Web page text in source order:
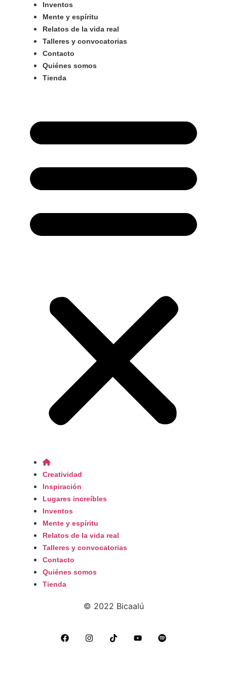
Inventos
Mente y espíritu
Relatos de la vida real
Talleres y convocatorias
Contacto
Quiénes somos
Tienda
Creatividad
Inspiración
Lugares increíbles
Inventos
Mente y espíritu
Relatos de la vida real
Talleres y convocatorias
Contacto
Quiénes somos
Tienda
© 2022 Bicaalú